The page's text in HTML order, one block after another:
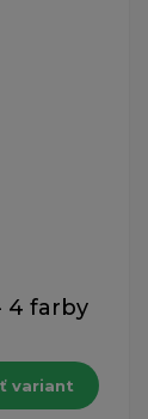
4 farby
variant